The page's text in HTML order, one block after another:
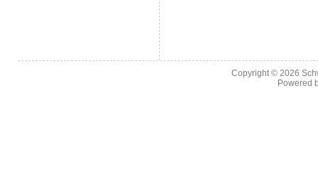
Copyright © 2026
Powered